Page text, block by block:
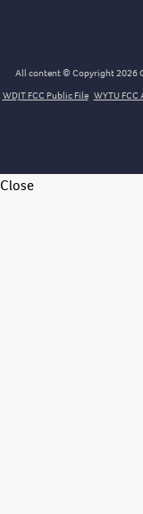
All content © Copyright 2026
WDJT FCC Public File WYTU
Close